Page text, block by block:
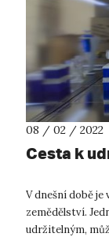
08 / 02 / 2022
Cesta k
V dnešní době
zemědělství.
udržitelným,